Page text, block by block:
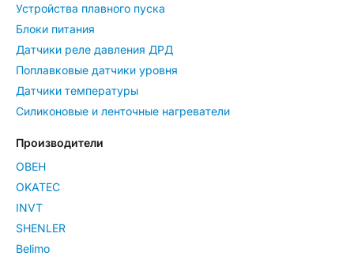
Устройства плавного пуска
Блоки питания
Датчики реле давления ДРД
Поплавковые датчики уровня
Датчики температуры
Силиконовые и ленточные нагреватели
Производители
ОВЕН
OKATEC
INVT
SHENLER
Belimo